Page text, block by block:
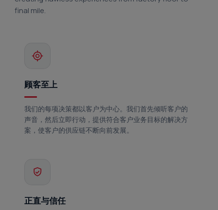
final mile.
顾客至上
我们的每项决策都以客户为中心。我们首先倾听客户的
声音，然后立即行动，提供符合客户业务目标的解决方
案，使客户的供应链不断向前发展。
正直与信任